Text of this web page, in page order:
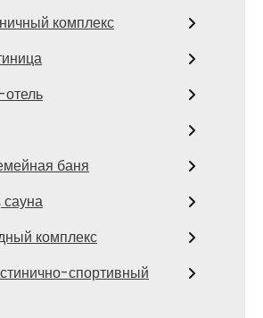
комплекс
баня
сауна
комплекс
спортивный